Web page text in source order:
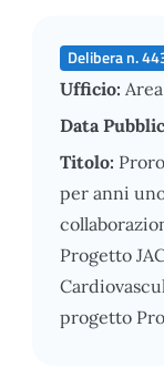
Delibera n.
Ufficio:
Data
Titolo:
per anni
Progetto
progetto